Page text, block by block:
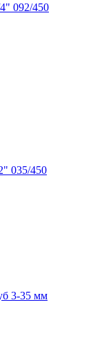
092/450
035/450
3-35 мм